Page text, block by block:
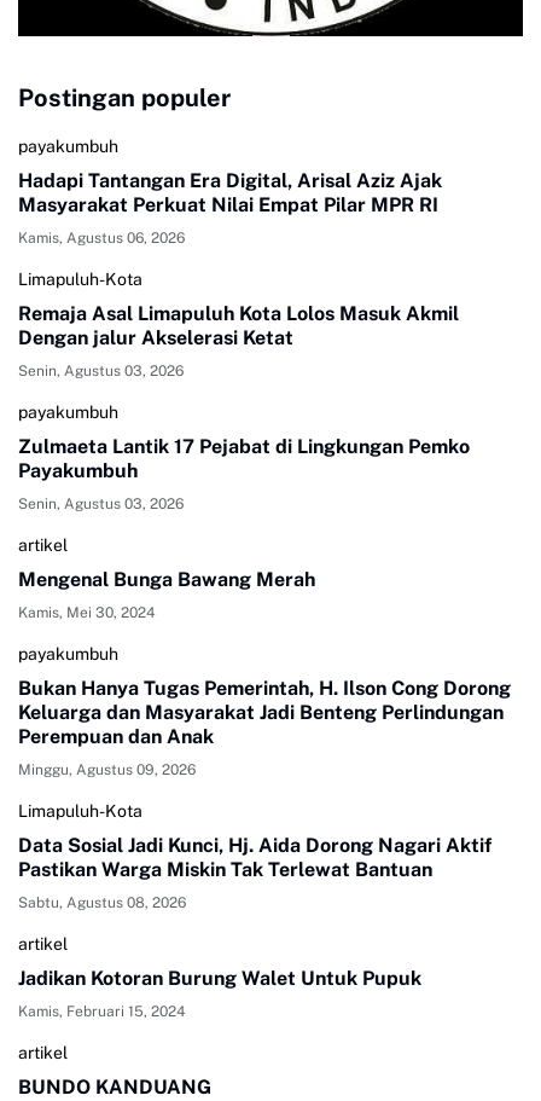
Postingan populer
payakumbuh
Hadapi Tantangan Era Digital, Arisal Aziz Ajak
Masyarakat Perkuat Nilai Empat Pilar MPR RI
Kamis, Agustus 06, 2026
Limapuluh-Kota
Remaja Asal Limapuluh Kota Lolos Masuk Akmil
Dengan jalur Akselerasi Ketat
Senin, Agustus 03, 2026
payakumbuh
Zulmaeta Lantik 17 Pejabat di Lingkungan Pemko
Payakumbuh
Senin, Agustus 03, 2026
artikel
Mengenal Bunga Bawang Merah
Kamis, Mei 30, 2024
payakumbuh
Bukan Hanya Tugas Pemerintah, H. Ilson Cong Dorong
Keluarga dan Masyarakat Jadi Benteng Perlindungan
Perempuan dan Anak
Minggu, Agustus 09, 2026
Limapuluh-Kota
Data Sosial Jadi Kunci, Hj. Aida Dorong Nagari Aktif
Pastikan Warga Miskin Tak Terlewat Bantuan
Sabtu, Agustus 08, 2026
artikel
Jadikan Kotoran Burung Walet Untuk Pupuk
Kamis, Februari 15, 2024
artikel
BUNDO KANDUANG